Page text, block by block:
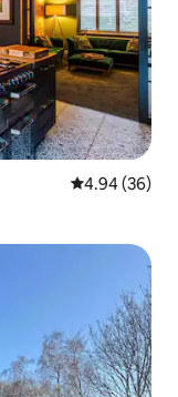
平均评分 4.94
4.94 (36)